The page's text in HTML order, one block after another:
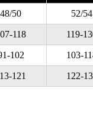
48/50 52/54
118 119-
102 103-
121 122-